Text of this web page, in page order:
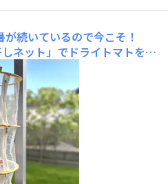
が続いているので今こそ！
ネット」でドライトマトを作
ので4、5日でここまでドライ
乗っけて美味しくいただきま
ら、別の野菜もチャレンジし